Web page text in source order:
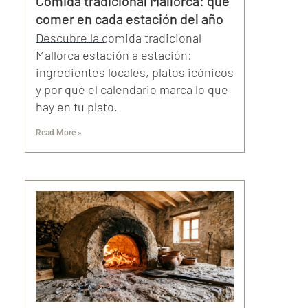
comer en cada estación del año
Descubre la comida tradicional
Mallorca estación a estación:
ingredientes locales, platos icónicos
y por qué el calendario marca lo que
hay en tu plato.
Read More »